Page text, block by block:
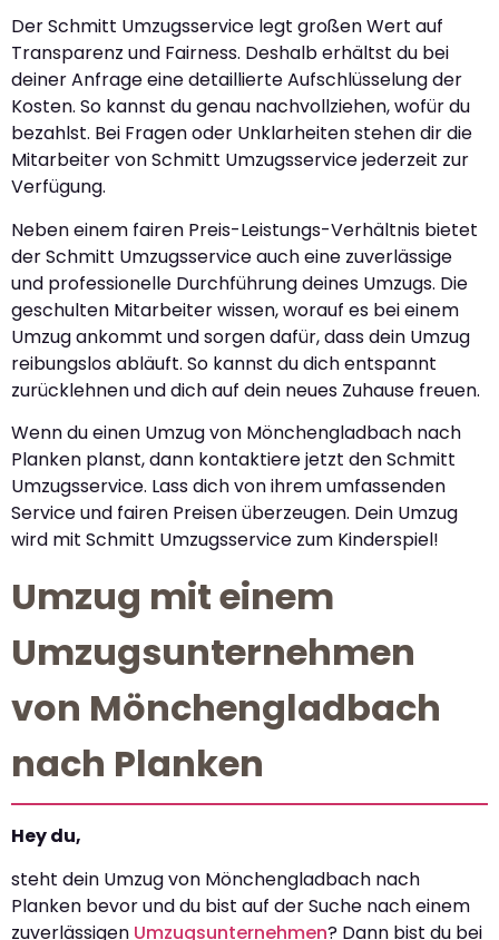
Der Schmitt Umzugsservice legt großen Wert auf
Transparenz und Fairness. Deshalb erhältst du bei
deiner Anfrage eine detaillierte Aufschlüsselung der
Kosten. So kannst du genau nachvollziehen, wofür du
bezahlst. Bei Fragen oder Unklarheiten stehen dir die
Mitarbeiter von Schmitt Umzugsservice jederzeit zur
Verfügung.
Neben einem fairen Preis-Leistungs-Verhältnis bietet
der Schmitt Umzugsservice auch eine zuverlässige
und professionelle Durchführung deines Umzugs. Die
geschulten Mitarbeiter wissen, worauf es bei einem
Umzug ankommt und sorgen dafür, dass dein Umzug
reibungslos abläuft. So kannst du dich entspannt
zurücklehnen und dich auf dein neues Zuhause freuen.
Wenn du einen Umzug von Mönchengladbach nach
Planken planst, dann kontaktiere jetzt den Schmitt
Umzugsservice. Lass dich von ihrem umfassenden
Service und fairen Preisen überzeugen. Dein Umzug
wird mit Schmitt Umzugsservice zum Kinderspiel!
Umzug mit einem
Umzugsunternehmen
von Mönchengladbach
nach Planken
Hey du,
steht dein Umzug von Mönchengladbach nach
Planken bevor und du bist auf der Suche nach einem
zuverlässigen Umzugsunternehmen? Dann bist du bei